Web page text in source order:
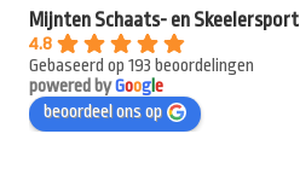
Mijnten Schaats- en Skeelersport
4.8
Gebaseerd op 193 beoordelingen
powered byGooge
beoordeel ons op